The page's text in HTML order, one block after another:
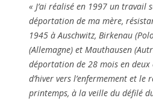
« J’ai réalisé en 1997 un travail
déportation de ma mère,
1945 à Auschwitz, Birkenau
(Allemagne) et Mauthausen
déportation de 28 mois en deux
d’hiver vers l’enfermement et le
printemps, à la veille du défilé